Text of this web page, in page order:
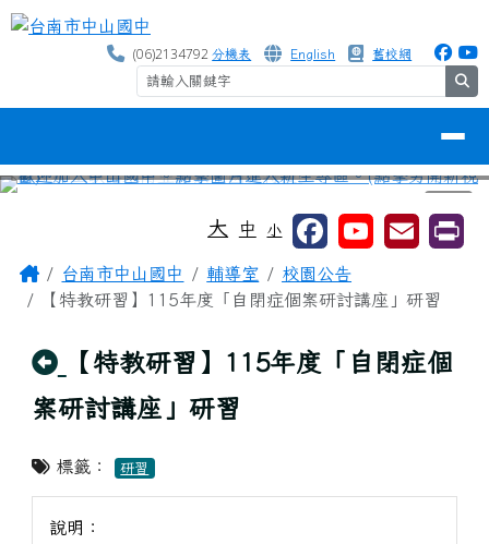
跳至主內容區
台南市中山國中
(06)2134792分機表 English 舊校網
⏸
大 中 小
主內容區域
Home台南市中山國中 輔導室
校園公告
【特教研習】115年度「自閉症個案研討講座」研習
回上頁
【特教研習】115年度「自閉症個
案研討講座」研習
標籤： 研習
說明：
頁尾區域